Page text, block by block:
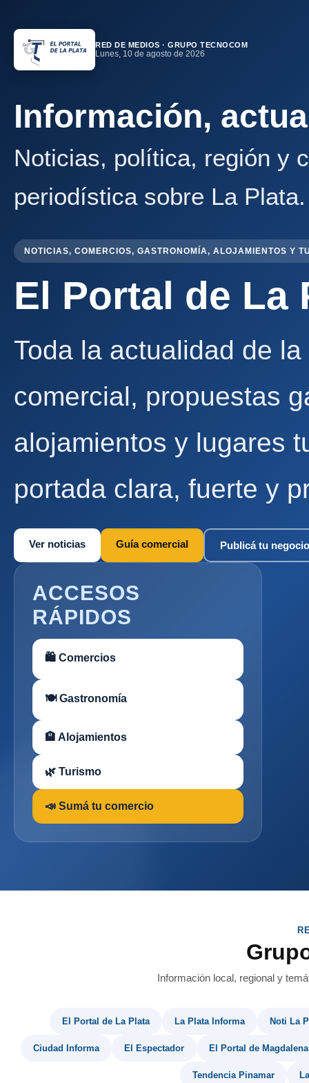
RED DE MEDIOS · GRUPO TECNOCOM
Lunes, 10 de agosto de 2026
Información,
Noticias, política, región y
periodística sobre La Plata.
NOTICIAS, COMERCIOS, GASTRONOMÍA, ALOJAMIENTOS Y
El Portal de La
Toda la actualidad de
comercial, propuestas
alojamientos y lugares
portada clara, fuerte y
Ver noticias Guía comercial Publicá tu negocio
ACCESOS
RÁPIDOS
🛍 Comercios
🍽 Gastronomía
🏨 Alojamientos
🌿 Turismo
📣 Sumá tu comercio
Información local, regional y
El Portal de La Plata La Plata Informa Noti La
Ciudad Informa El Espectador El Portal de Magdalena
Tendencia Pinamar